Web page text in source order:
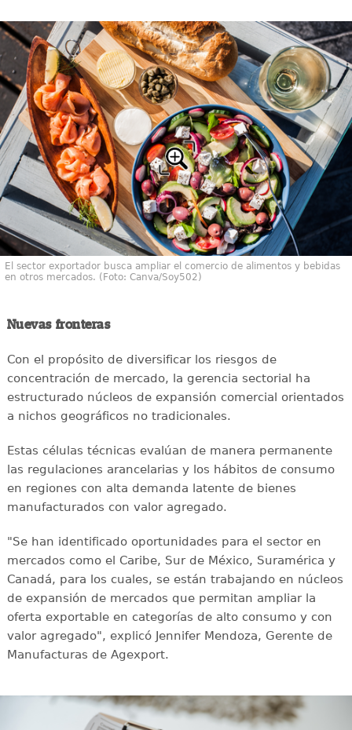
El sector exportador busca ampliar el comercio de alimentos y bebidas
en otros mercados. (Foto: Canva/Soy502)
Nuevas fronteras
Con el propósito de diversificar los riesgos de
concentración de mercado, la gerencia sectorial ha
estructurado núcleos de expansión comercial orientados
a nichos geográficos no tradicionales.
Estas células técnicas evalúan de manera permanente
las regulaciones arancelarias y los hábitos de consumo
en regiones con alta demanda latente de bienes
manufacturados con valor agregado.
"Se han identificado oportunidades para el sector en
mercados como el Caribe, Sur de México, Suramérica y
Canadá, para los cuales, se están trabajando en núcleos
de expansión de mercados que permitan ampliar la
oferta exportable en categorías de alto consumo y con
valor agregado", explicó Jennifer Mendoza, Gerente de
Manufacturas de Agexport.